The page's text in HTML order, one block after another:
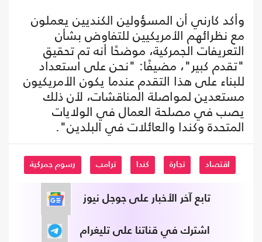
وأكد كارني أن المسؤولين الكنديين يعملون
مع نظرائهم الأمريكيين للتفاوض بشأن
التعريفات الجمركية، موضحًا أنه تم تحقيق
"تقدم كبير"، مضيفًا: "نحن على استعداد
للبناء على هذا التقدم عندما يكون الأمريكيون
مستعدين لمواصلة المناقشات، لأن ذلك
يصب في مصلحة العمال في الولايات
المتحدة وكندا والعائلات في البلدين".
اقتصاد تجارة كندا ترامب رسوم جمركية
تابع آخر الأخبار على جوجل نيوز
اشترك في قناتنا على تليغرام